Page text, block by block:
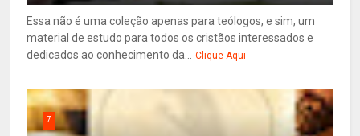
Essa não é uma coleção apenas para teólogos, e sim, um
material de estudo para todos os cristãos interessados e
dedicados ao conhecimento da... Clique Aqui
7